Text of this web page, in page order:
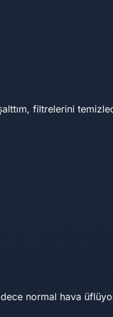
filtrelerini
normal hava